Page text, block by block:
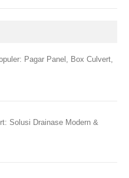
Pagar Panel, Box Culvert,
Solusi Drainase Modern &